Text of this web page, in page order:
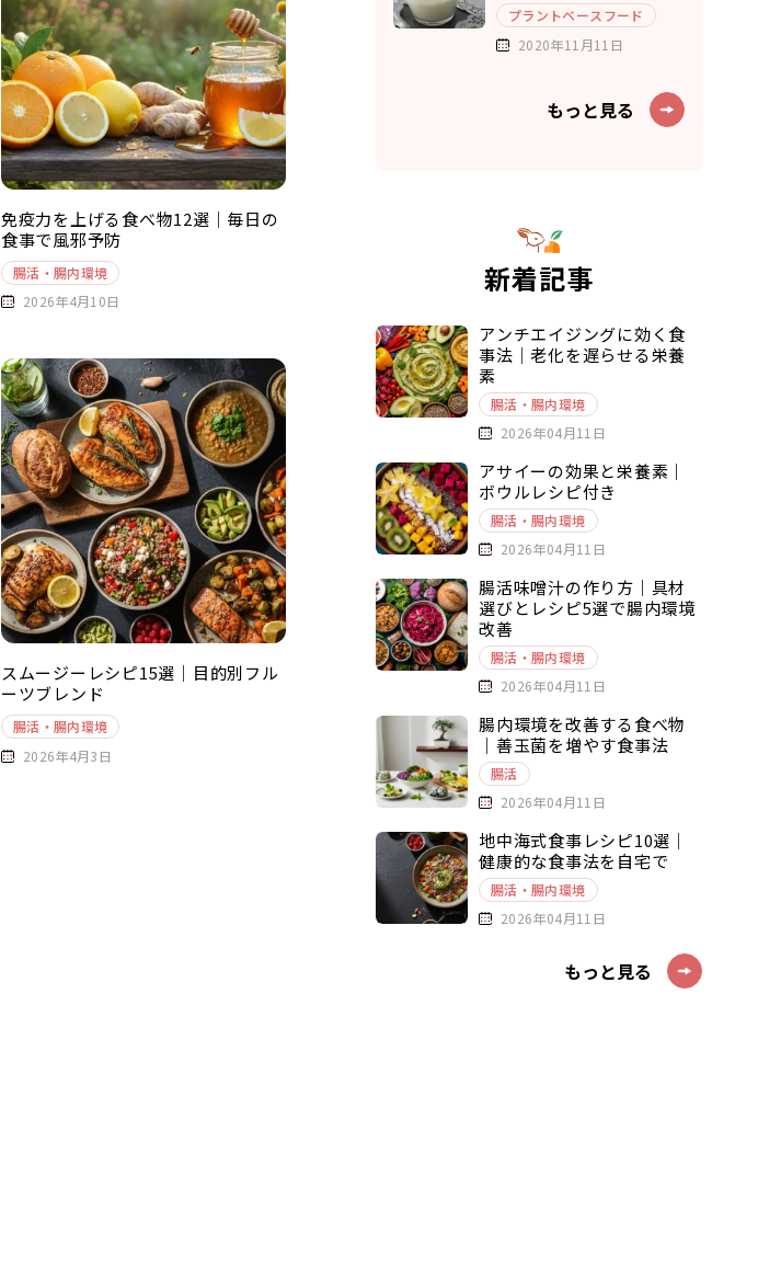
免疫力を上げる食べ物12選｜毎日の
食事で風邪予防
腸活・腸内環境
2026年4月10日
スムージーレシピ15選｜目的別フル
ーツブレンド
腸活・腸内環境
2026年4月3日
プラントベースフード
2020年11月11日
もっと見る
新着記事
アンチエイジングに効く食
事法｜老化を遅らせる栄養
素
腸活・腸内環境
2026年04月11日
アサイーの効果と栄養素｜
ボウルレシピ付き
腸活・腸内環境
2026年04月11日
腸活味噌汁の作り方｜具材
選びとレシピ5選で腸内環境
改善
腸活・腸内環境
2026年04月11日
腸内環境を改善する食べ物
｜善玉菌を増やす食事法
腸活
2026年04月11日
地中海式食事レシピ10選｜
健康的な食事法を自宅で
腸活・腸内環境
2026年04月11日
もっと見る